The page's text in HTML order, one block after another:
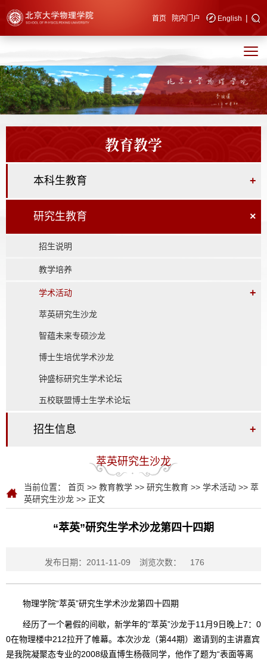
快速导航 首页 院内门户 English |
教育教学
本科生教育 +
研究生教育 ×
招生说明
教学培养
学术活动 +
萃英研究生沙龙
智蕴未来专硕沙龙
博士生培优学术沙龙
钟盛标研究生学术论坛
五校联盟博士生学术论坛
招生信息 +
萃英研究生沙龙
当前位置： 首页 >> 教育教学 >> 研究生教育 >> 学术活动 >> 萃
英研究生沙龙 >> 正文
“萃英”研究生学术沙龙第四十四期
发布日期：2011-11-09 浏览次数： 176
物理学院“萃英”研究生学术沙龙第四十四期
经历了一个暑假的间歇，新学年的“萃英”沙龙于11月9日晚上7：0
0在物理楼中212拉开了帷幕。本次沙龙（第44期）邀请到的主讲嘉宾
是我院凝聚态专业的2008级直博生杨薇同学，他作了题为“表面等离